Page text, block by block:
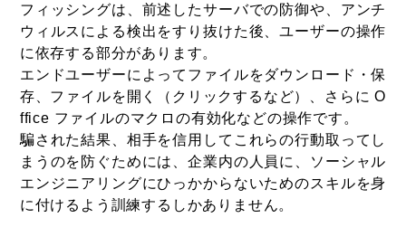
フィッシングは、前述したサーバでの防御や、アンチ
ウィルスによる検出をすり抜けた後、ユーザーの操作
に依存する部分があります。
エンドユーザーによってファイルをダウンロード・保
存、ファイルを開く（クリックするなど）、さらに O
ffice ファイルのマクロの有効化などの操作です。
騙された結果、相手を信用してこれらの行動取ってし
まうのを防ぐためには、企業内の人員に、ソーシャル
エンジニアリングにひっかからないためのスキルを身
に付けるよう訓練するしかありません。